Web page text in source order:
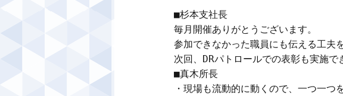
■杉本支社長
毎月開催ありがとうございます。
参加できなかった職員にも伝える工夫
■真木所長
・現場も流動的に動くので、一つ一